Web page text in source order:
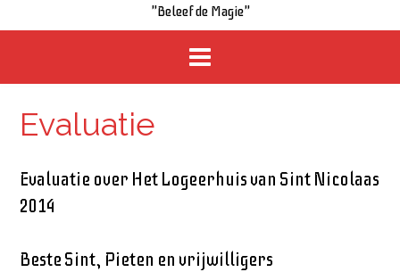
"Beleef de Magie"
Evaluatie
Evaluatie over Het Logeerhuis van Sint Nicolaas
2014
Beste Sint, Pieten en vrijwilligers